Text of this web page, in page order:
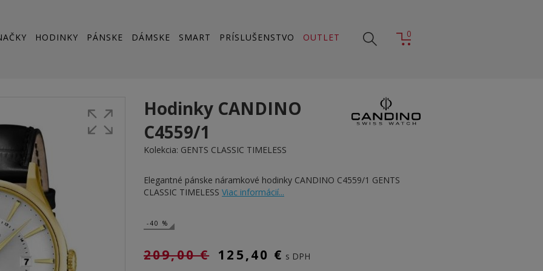
HODINKY PÁNSKE DÁMSKE SMART PRÍSLUŠENSTVO OUTLET 0
Hodinky CANDINO
C4559/1
Kolekcia: GENTS CLASSIC TIMELESS
Elegantné pánske náramkové hodinky CANDINO C4559/1 GENTS
CLASSIC TIMELESS Viac informácií...
-40 %
209,00 € 125,40 € s DPH